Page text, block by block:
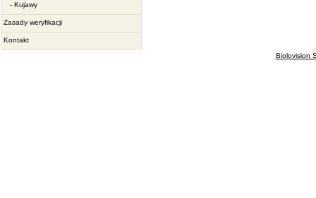
- Kujawy
Zasady weryfikacji
Kontakt
Biolovision